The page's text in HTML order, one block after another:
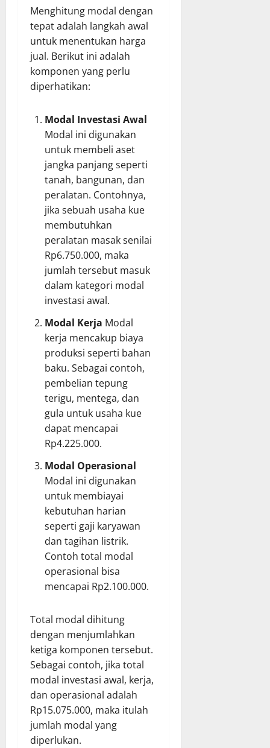
Menghitung modal dengan
tepat adalah langkah awal
untuk menentukan harga
jual. Berikut ini adalah
komponen yang perlu
diperhatikan:
Modal Investasi Awal
Modal ini digunakan
untuk membeli aset
jangka panjang seperti
tanah, bangunan, dan
peralatan. Contohnya,
jika sebuah usaha kue
membutuhkan
peralatan masak senilai
Rp6.750.000, maka
jumlah tersebut masuk
dalam kategori modal
investasi awal.
Modal Kerja Modal
kerja mencakup biaya
produksi seperti bahan
baku. Sebagai contoh,
pembelian tepung
terigu, mentega, dan
gula untuk usaha kue
dapat mencapai
Rp4.225.000.
Modal Operasional
Modal ini digunakan
untuk membiayai
kebutuhan harian
seperti gaji karyawan
dan tagihan listrik.
Contoh total modal
operasional bisa
mencapai Rp2.100.000.
Total modal dihitung
dengan menjumlahkan
ketiga komponen tersebut.
Sebagai contoh, jika total
modal investasi awal, kerja,
dan operasional adalah
Rp15.075.000, maka itulah
jumlah modal yang
diperlukan.